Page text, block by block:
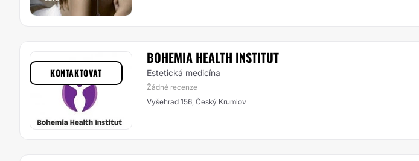
BOHEMIA HEALTH INSTITUT
Estetická medicína
Žádné recenze
Vyšehrad 156, Český Krumlov
KONTAKTOVAT